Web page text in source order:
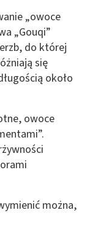
„owoce
„Gouqi”
do której
się
około
owoce
można,